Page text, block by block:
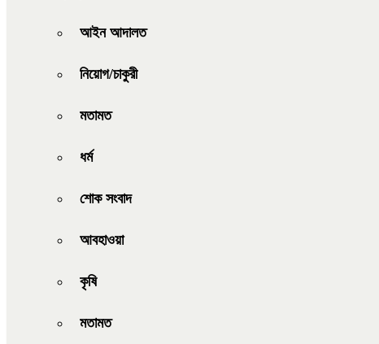
আইন আদালত
নিয়োগ/চাকুরী
মতামত
ধর্ম
শোক সংবাদ
আবহাওয়া
কৃষি
মতামত